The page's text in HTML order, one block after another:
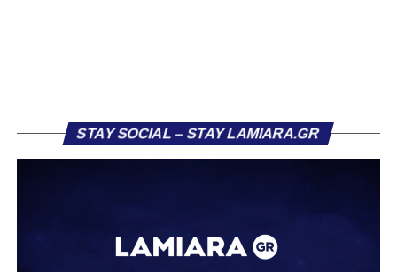
«Ο Α.Ο. Σαρωνικός Αναβύσσου ανακοινώνει την
περσινή σεζόν πραγματοποίησε γεμάτη χρονιά στη Γ’
STAY SOCIAL – STAY LAMIARA.GR